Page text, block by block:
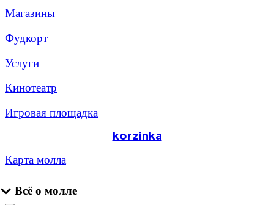
Магазины
Фудкорт
Услуги
Кинотеатр
Игровая площадка
korzinka
Карта молла
Всё о молле